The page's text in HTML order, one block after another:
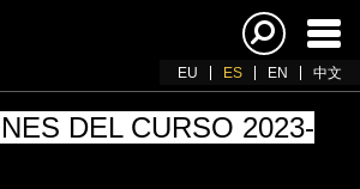
EU ES EN 中文
DEL CURSO 2023-